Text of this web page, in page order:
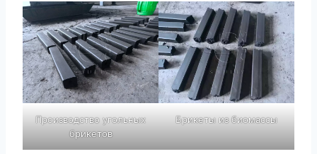
Производство угольных
брикетов
Брикеты из биомассы